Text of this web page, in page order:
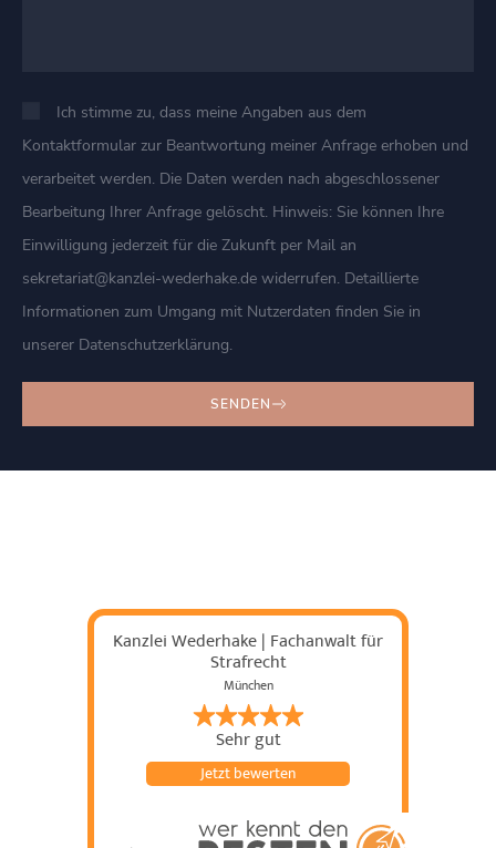
Ich stimme zu, dass meine Angaben aus dem
Kontaktformular zur Beantwortung meiner Anfrage erhoben und
verarbeitet werden. Die Daten werden nach abgeschlossener
Bearbeitung Ihrer Anfrage gelöscht. Hinweis: Sie können Ihre
Einwilligung jederzeit für die Zukunft per Mail an
sekretariat@kanzlei-wederhake.de widerrufen. Detaillierte
Informationen zum Umgang mit Nutzerdaten finden Sie in
unserer Datenschutzerklärung.
SENDEN
Kanzlei Wederhake | Fachanwalt für
Strafrecht
München
Sehr gut
Jetzt bewerten